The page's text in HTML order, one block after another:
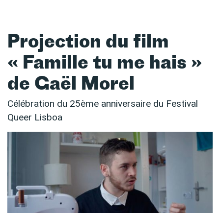
Projection du film
« Famille tu me hais »
de Gaël Morel
Célébration du 25ème anniversaire du Festival
Queer Lisboa